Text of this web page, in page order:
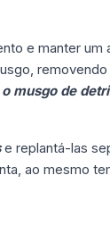
e manter
musgo de
e replantá-las
ao mesmo